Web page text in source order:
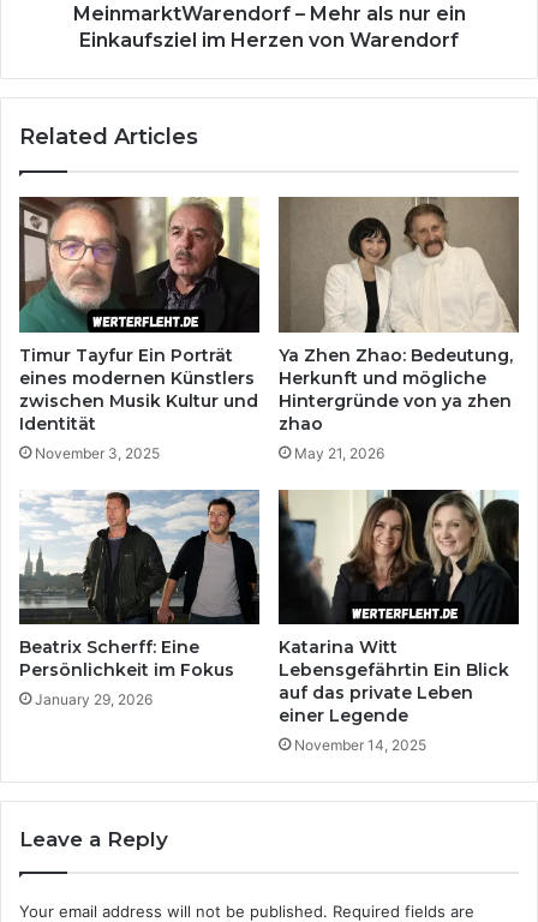
Warendorf
MeinmarktWarendorf – Mehr als nur ein
Einkaufsziel im Herzen von Warendorf
Related Articles
Timur Tayfur Ein Porträt
eines modernen Künstlers
zwischen Musik Kultur und
Identität
November 3, 2025
Ya Zhen Zhao: Bedeutung,
Herkunft und mögliche
Hintergründe von ya zhen
zhao
May 21, 2026
Beatrix Scherff: Eine
Persönlichkeit im Fokus
January 29, 2026
Katarina Witt
Lebensgefährtin Ein Blick
auf das private Leben
einer Legende
November 14, 2025
Leave a Reply
Your email address will not be published. Required fields are